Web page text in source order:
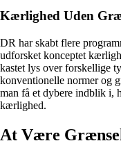
Kærlighed Uden
DR har skabt flere
udforsket konceptet
kastet lys over forskellige
konventionelle normer og
man få et dybere indblik i,
kærlighed.
At Være